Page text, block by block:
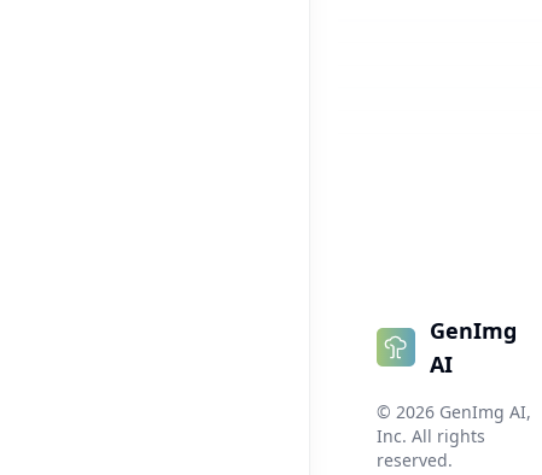
GenImg
AI
© 2026 GenImg AI,
Inc. All rights
reserved.